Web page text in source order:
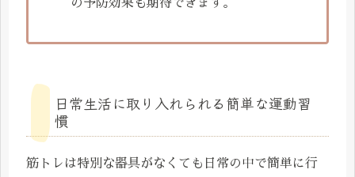
の予防効果も期待できます。
日常生活に取り入れられる簡単な運動習
慣
筋トレは特別な器具がなくても日常の中で簡単に行